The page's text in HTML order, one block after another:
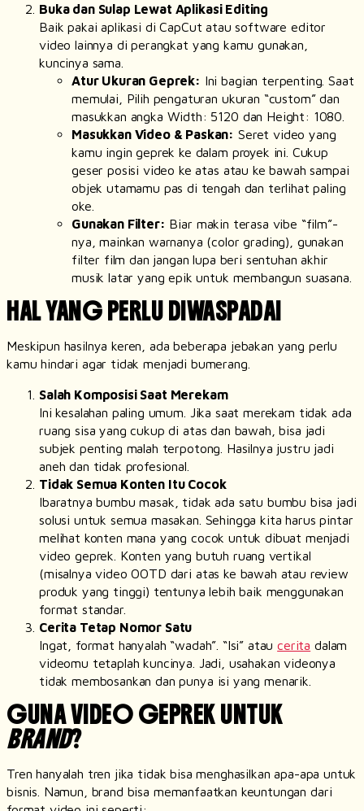
Buka dan Sulap Lewat Aplikasi Editing
Baik pakai aplikasi di CapCut atausoftware editor
video lainnya di perangkat yang kamu gunakan,
kuncinya sama.
Atur Ukuran Geprek: Ini bagian terpenting. Saat
memulai, Pilih pengaturan ukuran “custom” dan
masukkan angka Width: 5120 dan Height: 1080.
Masukkan Video & Paskan: Seret video yang
kamu ingin geprek ke dalam proyek ini. Cukup
geser posisi video ke atas atau ke bawah sampai
objek utamamu pas di tengah dan terlihat paling
oke.
Gunakan Filter: Biar makin terasa vibe “film”-
nya, mainkan warnanya (color grading), gunakan
filter film dan jangan lupa beri sentuhan akhir
musik latar yang epik untuk membangun suasana.
HAL YANG PERLU DIWASPADAI
Meskipun hasilnya keren, ada beberapa jebakan yang perlu
kamu hindari agar tidak menjadi bumerang.
Salah Komposisi Saat Merekam
Ini kesalahan paling umum. Jika saat merekam tidak ada
ruang sisa yang cukup di atas dan bawah, bisa jadi
subjek penting malah terpotong. Hasilnya justru jadi
aneh dan tidak profesional.
Tidak Semua Konten Itu Cocok
Ibaratnya bumbu masak, tidak ada satu bumbu bisa jadi
solusi untuk semua masakan. Sehingga kita harus pintar
melihat konten mana yang cocok untuk dibuat menjadi
video geprek. Konten yang butuh ruang vertikal
(misalnya video OOTD dari atas ke bawah atau review
produk yang tinggi) tentunya lebih baik menggunakan
format standar.
Cerita Tetap Nomor Satu
Ingat, format hanyalah “wadah”. “Isi” ataucerita dalam
videomu tetaplah kuncinya. Jadi, usahakan videonya
tidak membosankan dan punya isi yang menarik.
GUNA VIDEO GEPREK UNTUK
BRAND?
Tren hanyalah tren jika tidak bisa menghasilkan apa-apa untuk
bisnis. Namun,
brand bisa memanfaatkan keuntungan dari